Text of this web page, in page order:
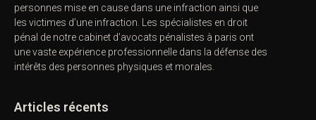
personnes mise en cause dans une infraction ainsi que
les victimes d’une infraction. Les spécialistes en droit
pénal de notre cabinet d’avocats pénalistes à paris ont
une vaste expérience professionnelle dans la défense des
intérêts des personnes physiques et morales.
Articles récents